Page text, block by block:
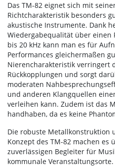
Das TM-82 eignet sich mit
Richtcharakteristik besonders
akustische Instrumente. Dank
Wiedergabequalität über einen
bis 20 kHz kann man es für
Performances gleichermaßen
Nierencharakteristik verringert
Rückkopplungen und sorgt
moderaten
und anderen Klangquellen
verleihen kann. Zudem ist das
handhaben, da es keine
Die robuste Metallkonstruktion
Konzept des TM-82 machen es
zuverlässigen Begleiter für
kommunale Veranstaltungsorte.